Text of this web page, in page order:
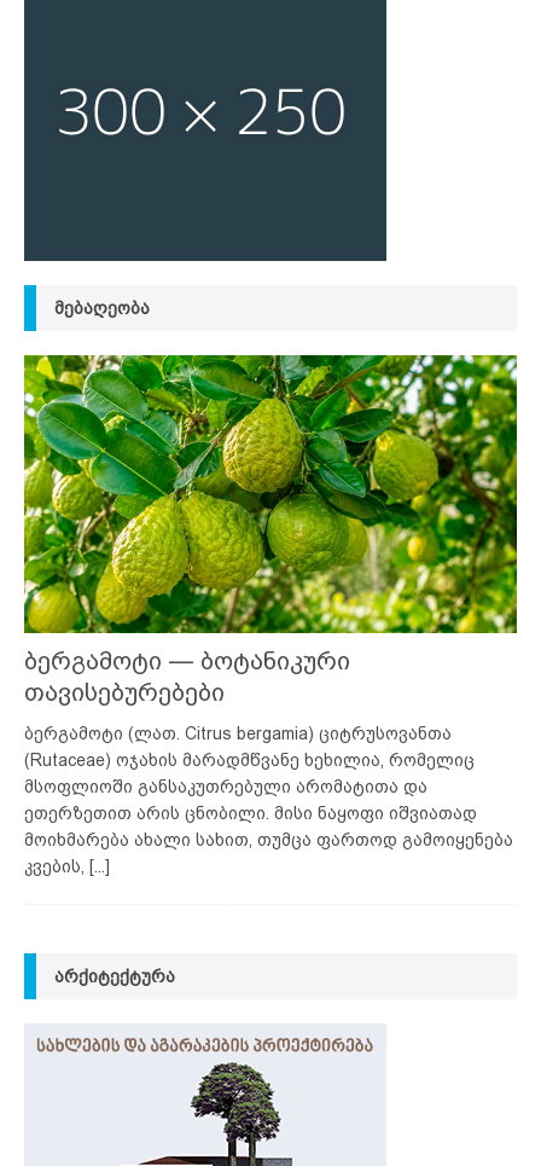
ᲛᲔᲑᲐᲦᲔᲝᲑᲐ
ბერგამოტი — ბოტანიკური
თავისებურებები
ბერგამოტი (ლათ. Citrus bergamia) ციტრუსოვანთა
(Rutaceae) ოჯახის მარადმწვანე ხეხილია, რომელიც
მსოფლიოში განსაკუთრებული არომატითა და
ეთერზეთით არის ცნობილი. მისი ნაყოფი იშვიათად
მოიხმარება ახალი სახით, თუმცა ფართოდ გამოიყენება
კვების,
[...]
ᲐᲠᲥᲘᲢᲔᲥᲢᲣᲠᲐ